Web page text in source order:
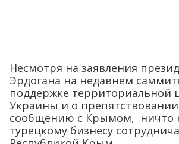
Несмотря на заявления
Эрдогана на недавнем
поддержке территориальной
Украины и о
сообщению с Крымом, ничто
турецкому бизнесу